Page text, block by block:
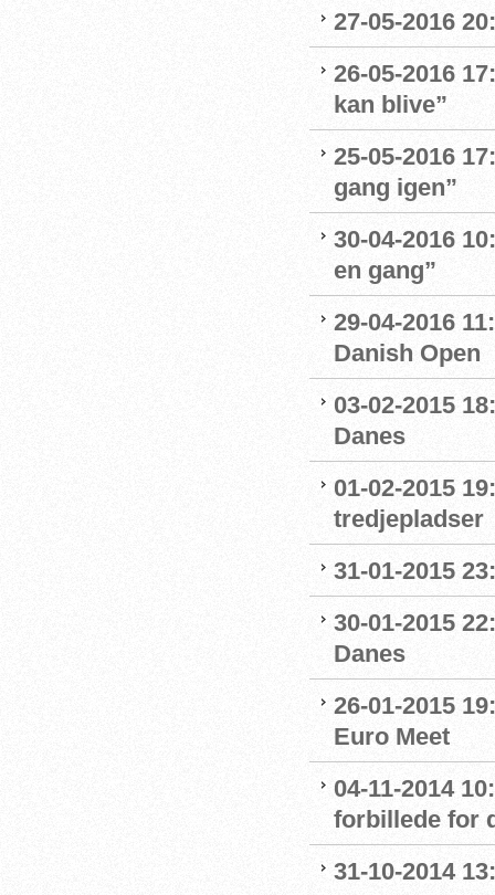
27-05-2016
26-05-2016
kan blive”
25-05-2016
gang igen”
30-04-2016
en gang”
29-04-2016
Danish Open
03-02-2015
Danes
01-02-2015
tredjepladser
31-01-2015
30-01-2015
Danes
26-01-2015
Euro Meet
04-11-2014
forbillede for
31-10-2014